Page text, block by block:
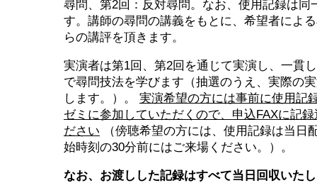
尋問、第2回：反対尋問。なお、使用記録は同
す。講師の尋問の講義をもとに、希望者によ
らの講評を頂きます。
実演者は第1回、第2回を通じて実演し、一貫
で尋問技法を学びます（抽選のうえ、実際の
します。）。 実演希望の方には事前に使用記
ゼミに参加していただくので、申込FAXに記
ださい （傍聴希望の方には、使用記録は当日
始時刻の30分前にはご来場ください。）。
なお、お渡しした記録はすべて当日回収いた